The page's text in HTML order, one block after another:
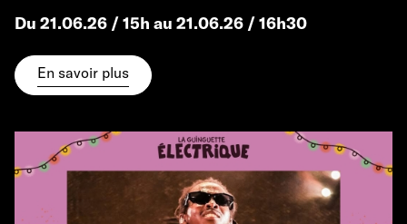
Du 21.06.26 / 15h au 21.06.26 / 16h30
En savoir plus